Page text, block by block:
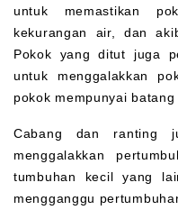
untuk memastikan
kekurangan air, dan
Pokok yang ditut juga
untuk menggalakkan
pokok mempunyai
Cabang dan ranting
menggalakkan
tumbuhan kecil yang
mengganggu